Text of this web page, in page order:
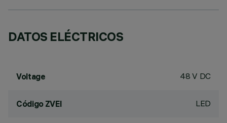
DATOS ELÉCTRICOS
Voltage 48 V DC
Código ZVEI LED